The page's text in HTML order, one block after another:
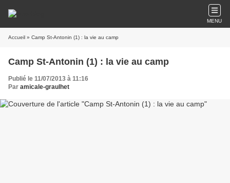
MENU
Accueil » Camp St-Antonin (1) : la vie au camp
Camp St-Antonin (1) : la vie au camp
Publié le 11/07/2013 à 11:16
Par amicale-graulhet